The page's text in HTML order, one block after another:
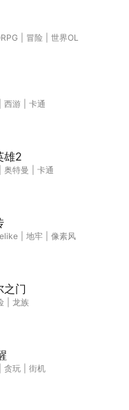
冒险
世界OL
西游
卡通
雄2
奥特曼
卡通
地牢
像素风
之门
龙族
贪玩
街机